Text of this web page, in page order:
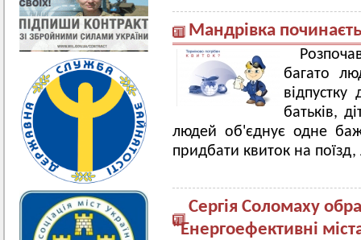
Мандрівка
багато
батьків,
людей об'єднує одне
придбати квиток на поїзд,
Сергія Соломаху
"Енергоефективні